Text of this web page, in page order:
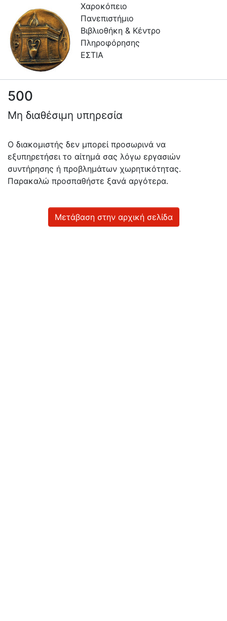
Χαροκόπειο
Πανεπιστήμιο
Βιβλιοθήκη & Κέντρο
Πληροφόρησης
ΕΣΤΙΑ
Πληροφορίες
Επικοινωνία
Υπηρεσίες
Αυτοαπόθεσης
Ανοιχτά
Δεδομένα
500
Μη διαθέσιμη υπηρεσία
Ο διακομιστής δεν μπορεί προσωρινά να
εξυπηρετήσει το αίτημά σας λόγω εργασιών
συντήρησης ή προβλημάτων χωρητικότητας.
Παρακαλώ προσπαθήστε ξανά αργότερα.
Μετάβαση στην αρχική σελίδα